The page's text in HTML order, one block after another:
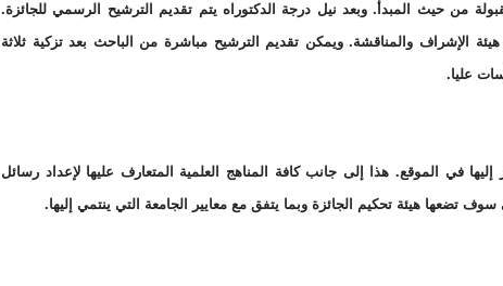
من حيث المبدأ. وبعد نيل درجة الدكتوراه يتم تقديم الترشيح الرسمي للجائزة.
الإشراف والمناقشة. ويمكن تقديم الترشيح مباشرة من الباحث بعد تزكية ثلاثة
عليا.
في الموقع. هذا إلى جانب كافة المناهج العلمية المتعارف عليها لإعداد رسائل
سوف تضعها هيئة تحكيم الجائزة وبما يتفق مع معايير الجامعة التي ينتمي إليها.